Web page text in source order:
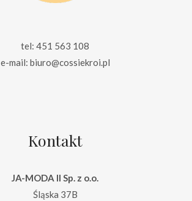
tel: 451 563 108
e-mail: biuro@cossiekroi.pl
Kontakt
JA-MODA II Sp. z o.o.
Śląska 37B